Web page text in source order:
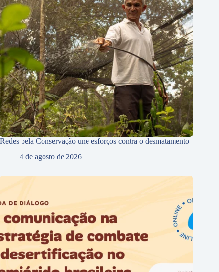
Redes pela Conservação une esforços contra o desmatamento
4 de agosto de 2026